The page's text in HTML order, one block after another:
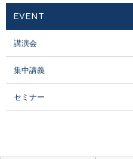
EVENT
講演会
集中講義
セミナー